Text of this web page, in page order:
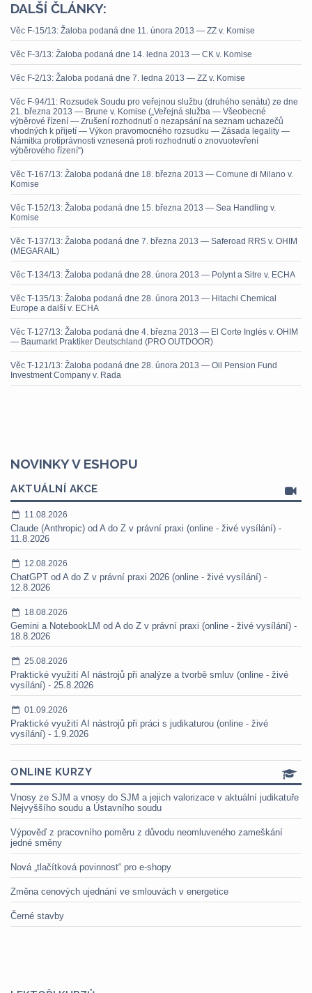
DALŠÍ ČLÁNKY:
Věc F-15/13: Žaloba podaná dne 11. února 2013 — ZZ v. Komise
Věc F-3/13: Žaloba podaná dne 14. ledna 2013 — CK v. Komise
Věc F-2/13: Žaloba podaná dne 7. ledna 2013 — ZZ v. Komise
Věc F-94/11: Rozsudek Soudu pro veřejnou službu (druhého senátu) ze dne
21. března 2013 — Brune v. Komise („Veřejná služba — Všeobecné
výběrové řízení — Zrušení rozhodnutí o nezapsání na seznam uchazečů
vhodných k přijetí — Výkon pravomocného rozsudku — Zásada legality —
Námitka protiprávnosti vznesená proti rozhodnutí o znovuotevření
výběrového řízení“)
Věc T-167/13: Žaloba podaná dne 18. března 2013 — Comune di Milano v.
Komise
Věc T-152/13: Žaloba podaná dne 15. března 2013 — Sea Handling v.
Komise
Věc T-137/13: Žaloba podaná dne 7. března 2013 — Saferoad RRS v. OHIM
(MEGARAIL)
Věc T-134/13: Žaloba podaná dne 28. února 2013 — Polynt a Sitre v. ECHA
Věc T-135/13: Žaloba podaná dne 28. února 2013 — Hitachi Chemical
Europe a další v. ECHA
Věc T-127/13: Žaloba podaná dne 4. března 2013 — El Corte Inglés v. OHIM
— Baumarkt Praktiker Deutschland (PRO OUTDOOR)
Věc T-121/13: Žaloba podaná dne 28. února 2013 — Oil Pension Fund
Investment Company v. Rada
NOVINKY V ESHOPU
AKTUÁLNÍ AKCE
11.08.2026
Claude (Anthropic) od A do Z v právní praxi (online - živé vysílání) -
11.8.2026
12.08.2026
ChatGPT od A do Z v právní praxi 2026 (online - živé vysílání) -
12.8.2026
18.08.2026
Gemini a NotebookLM od A do Z v právní praxi (online - živé vysílání) -
18.8.2026
25.08.2026
Praktické využití AI nástrojů při analýze a tvorbě smluv (online - živé
vysílání) - 25.8.2026
01.09.2026
Praktické využití AI nástrojů při práci s judikaturou (online - živé
vysílání) - 1.9.2026
ONLINE KURZY
Vnosy ze SJM a vnosy do SJM a jejich valorizace v aktuální judikatuře
Nejvyššího soudu a Ústavního soudu
Výpověď z pracovního poměru z důvodu neomluveného zameškání
jedné směny
Nová „tlačítková povinnost“ pro e-shopy
Změna cenových ujednání ve smlouvách v energetice
Černé stavby